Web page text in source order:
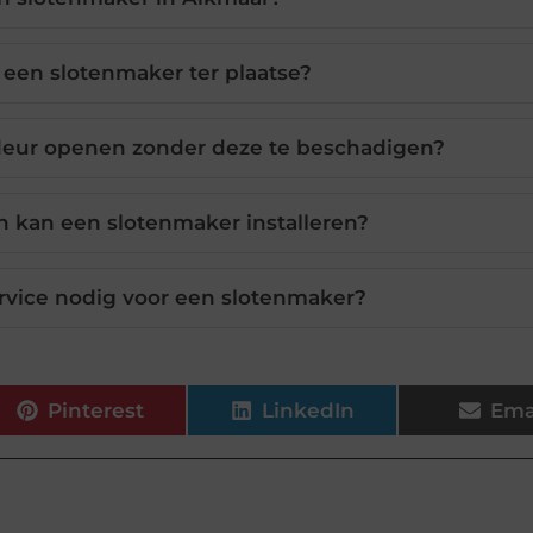
slotenmaker ter plaatse?
openen zonder deze te beschadigen?
kan een slotenmaker installeren?
nodig voor een slotenmaker?
Pinterest LinkedIn